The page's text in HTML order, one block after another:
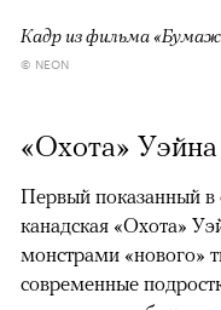
Кадр из фильма
© NEON
«Охота»
Первый показанный
канадская «Охота»
монстрами «нового»
современные